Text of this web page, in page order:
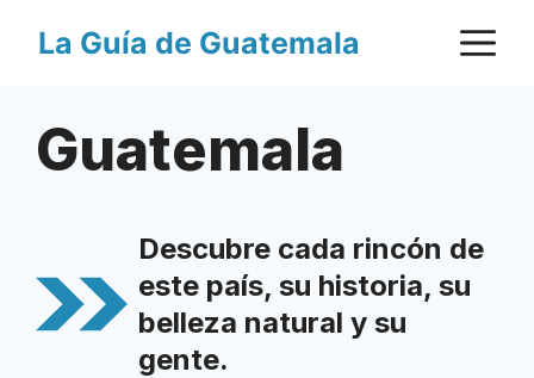
La Guía de Guatemala
Guatemala
Descubre cada rincón de
este país, su historia, su
belleza natural y su
gente.